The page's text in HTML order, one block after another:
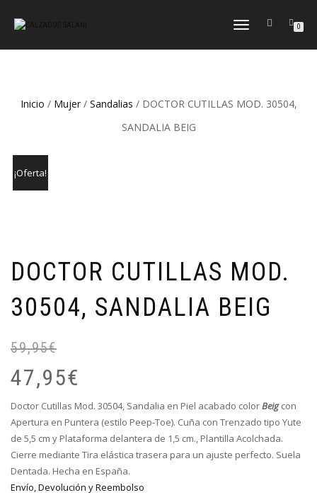
CAMBIAR
0
Inicio / Mujer/ Sandalias / DOCTOR CUTILLAS MOD. 30504,
SANDALIA BEIG
¡Oferta!
DOCTOR CUTILLAS MOD.
30504, SANDALIA BEIG
59,95€
47,95€
Doctor Cutillas Mod. 30504, Sandalia en Piel acabado colorBeig con
Apertura en Puntera (estilo Peep-Toe). Cuña con Trenzado tipo Yute
de 5,5 cm y Plataforma delantera de 1,5 cm., Plantilla Acolchada.
Cierre mediante Tira elástica trasera para un ajuste perfecto. Suela
Dentada. Hecha en España.
Envío, Devolución y Reembolso